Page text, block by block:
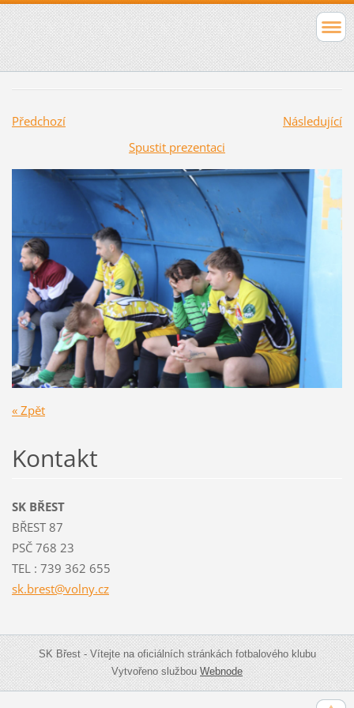
Předchozí
Následující
Spustit prezentaci
« Zpět
Kontakt
SK BŘEST
BŘEST 87
PSČ 768 23
TEL : 739 362 655
sk.brest@volny.cz
SK Břest - Vítejte na oficiálních stránkách fotbalového klubu
Vytvořeno službouWebnode